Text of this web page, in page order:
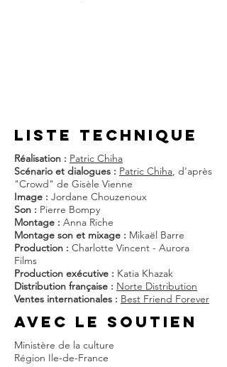
liste techniQUE
Réalisation : Patric Chiha
Scénario et dialogues : Patric Chiha, d'après
"Crowd" de Gisèle Vienne
Image : Jordane Chouzenoux
Son : Pierre Bompy
Montage : Anna Riche
Montage son et mixage : Mikaël Barre
Production : Charlotte Vincent - Aurora
Films
Production exécutive : Katia Khazak
Distribution française : Norte Distribution
Ventes internationales : Best Friend Forever
AVEC LE SOUTIEN
Ministère de la culture
Région Ile-de-France